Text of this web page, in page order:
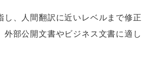
し、人間翻訳に近いレベルまで修正
外部公開文書やビジネス文書に適し